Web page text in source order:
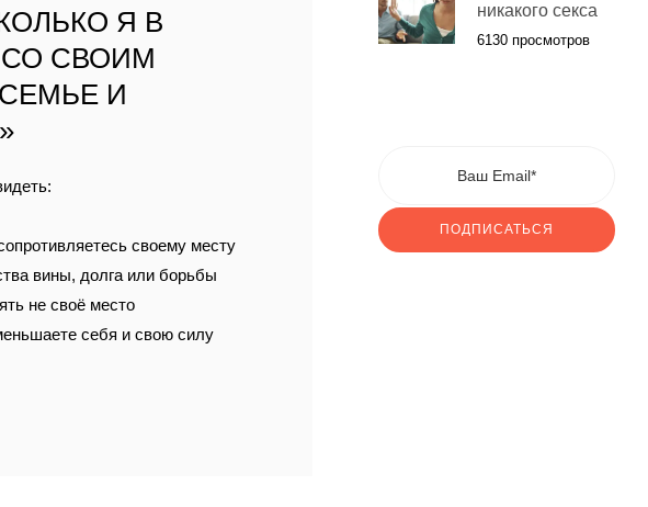
Я В
СВОИМ
И
своему месту
вины, долга или борьбы
не своё место
себя и свою силу
никакого секса
6130 просмотров
ПОДПИСАТЬСЯ